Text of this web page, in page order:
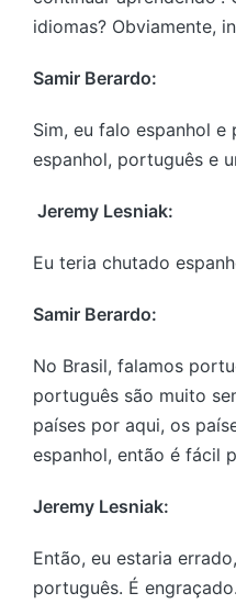
idiomas? Obviamente,
Samir Berardo:
Sim, eu falo espanhol
espanhol, português e
Jeremy Lesniak:
Eu teria chutado
Samir Berardo:
No Brasil, falamos
português são muito
países por aqui, os
espanhol, então é fácil
Jeremy Lesniak:
Então, eu estaria
português. É